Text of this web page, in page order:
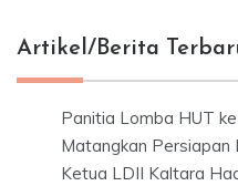
Artikel/Berita
Panitia Lomba HUT
Matangkan Persiapan
Ketua LDII Kaltara